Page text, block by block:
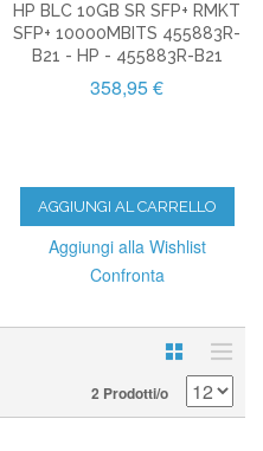
HP BLC 10GB SR SFP+ RMKT
SFP+ 10000MBITS 455883R-
B21 - HP - 455883R-B21
358,95 €
AGGIUNGI AL CARRELLO
Aggiungi alla Wishlist
Confronta
2 Prodotti/o